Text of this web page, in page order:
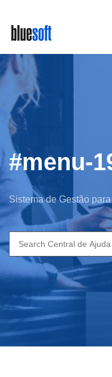
main
content
#menu-
Sistema de Gestão
Search
for: